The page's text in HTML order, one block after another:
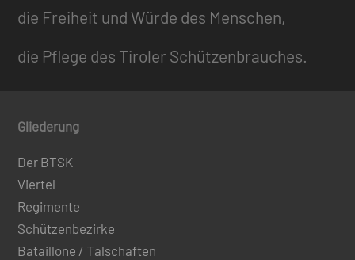
die Freiheit und Würde des Menschen,
die Pflege des Tiroler Schützenbrauches.
Gliederung
Der BTSK
Viertel
Regimente
Schützenbezirke
Bataillone / Talschaften